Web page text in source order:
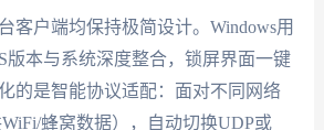
客户端均保持极简设计。Windows用
版本与系统深度整合，锁屏界面一键
的是智能协议适配：面对不同网络
蜂窝数据），自动切换UDP或